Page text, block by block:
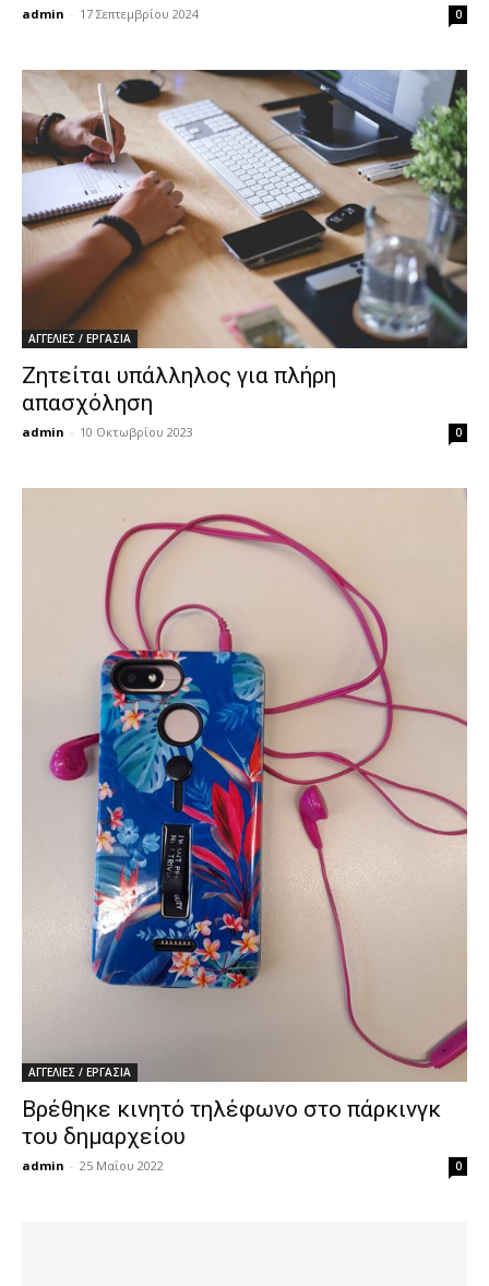
admin - 17 Σεπτεμβρίου 2024 0
ΑΓΓΕΛΙΕΣ / ΕΡΓΑΣΙΑ
Ζητείται υπάλληλος για πλήρη
απασχόληση
admin - 10 Οκτωβρίου 2023 0
ΑΓΓΕΛΙΕΣ / ΕΡΓΑΣΙΑ
Βρέθηκε κινητό τηλέφωνο στο πάρκινγκ
του δημαρχείου
admin - 25 Μαΐου 2022 0